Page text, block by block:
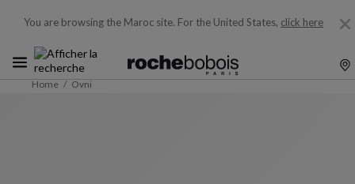
You are browsing the Maroc site. For the United States, click here
Home Ovni